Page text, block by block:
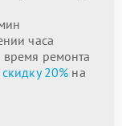
часа
ремонта
скидку 20% на